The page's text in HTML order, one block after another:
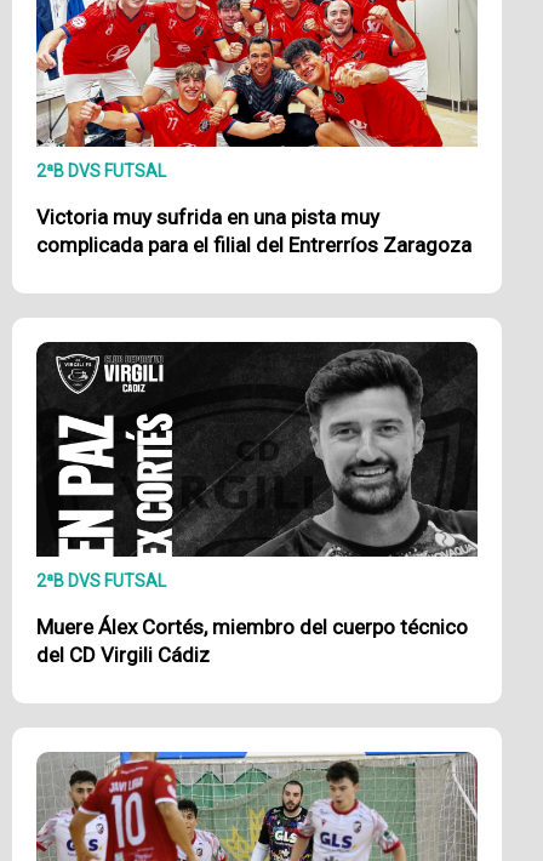
2ªB DVS FUTSAL
Victoria muy sufrida en una pista muy
complicada para el filial del Entrerríos Zaragoza
2ªB DVS FUTSAL
Muere Álex Cortés, miembro del cuerpo técnico
del CD Virgili Cádiz